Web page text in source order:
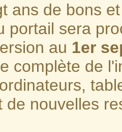
ans de bons
portail sera
au 1er
complète de
de nouvelles